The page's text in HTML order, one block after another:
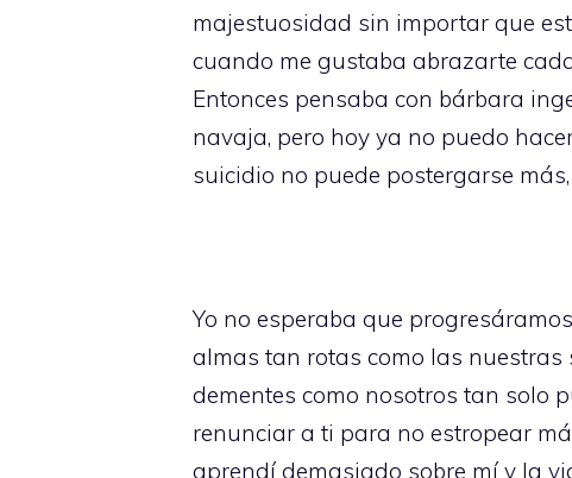
majestuosidad sin importar que
cuando me gustaba abrazarte
Entonces pensaba con bárbara
navaja, pero hoy ya no puedo
suicidio no puede postergarse
Yo no esperaba que
almas tan rotas como las nuestras
dementes como nosotros tan solo
renunciar a ti para no estropear
aprendí demasiado sobre mí y la